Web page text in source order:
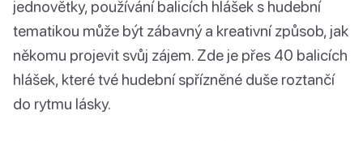
jednovětky, používání balicích hlášek s hudební
tematikou může být zábavný a kreativní způsob, jak
někomu projevit svůj zájem. Zde je přes 40 balicích
hlášek, které tvé hudební spřízněné duše roztančí
do rytmu lásky.